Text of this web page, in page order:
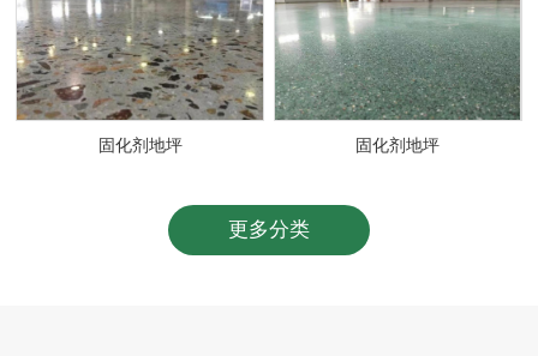
固化剂地坪 固化剂地坪
更多分类